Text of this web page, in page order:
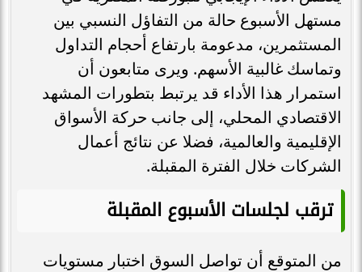
مستهل الأسبوع حالة من التفاؤل النسبي بين
المستثمرين، مدعومة بارتفاع أحجام التداول
وتماسك غالبية الأسهم. ويرى متابعون أن
استمرار هذا الأداء قد يرتبط بتطورات المشهد
الاقتصادي المحلي، إلى جانب حركة الأسواق
الإقليمية والعالمية، فضلا عن نتائج أعمال
الشركات خلال الفترة المقبلة.
ترقب لجلسات الأسبوع المقبلة
من المتوقع أن تواصل السوق اختبار مستويات